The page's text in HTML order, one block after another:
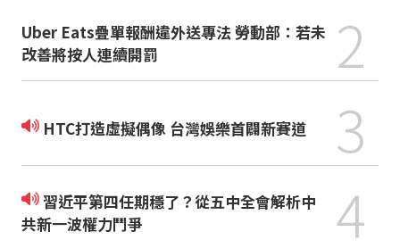
Uber Eats疊單報酬違外送專法 勞動部：若未
改善將按人連續開罰
2
HTC打造虛擬偶像 台灣娛樂首闢新賽道 3
習近平第四任期穩了？從五中全會解析中
共新一波權力鬥爭
4